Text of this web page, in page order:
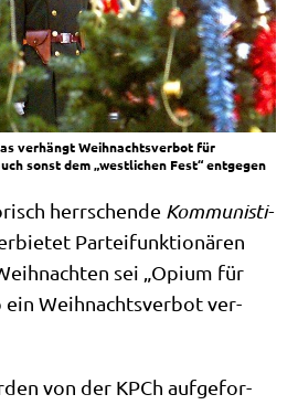
verhängt Weihnachtsverbot für
sonst dem „westlichen Fest“ entgegen
herr­schen­de Kom­mu­ni­sti­
Par­tei­funk­tio­nä­ren
sei „Opi­um für
ein Weih­nachts­ver­bot ver­
von der KPCh auf­ge­for­